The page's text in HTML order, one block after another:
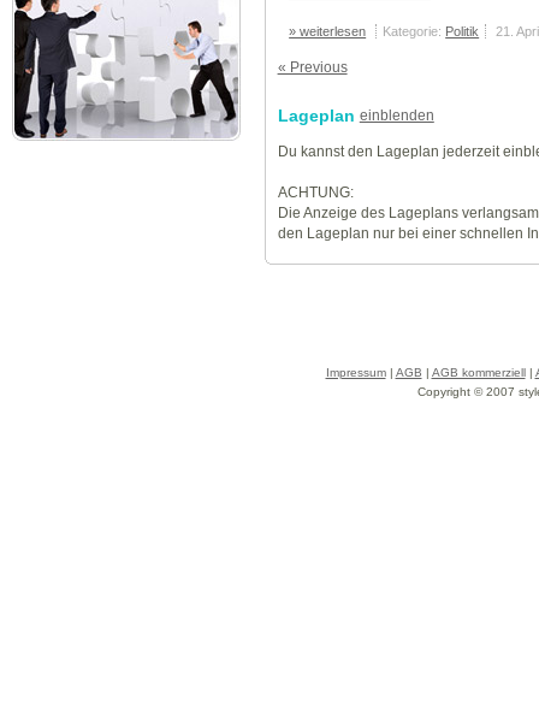
» weiterlesen Kategorie: Politik 21.
« Previous
Lageplan einblenden
Du kannst den Lageplan jederzeit
ACHTUNG:
Die Anzeige des Lageplans
den Lageplan nur bei einer schnellen
Impressum| AGB | AGB kommerziell|
Copyright © 2007